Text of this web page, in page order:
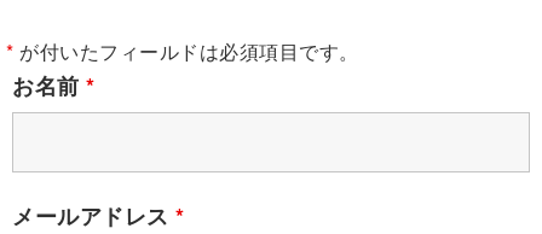
* が付いたフィールドは必須項目です。
お名前 *
メールアドレス *